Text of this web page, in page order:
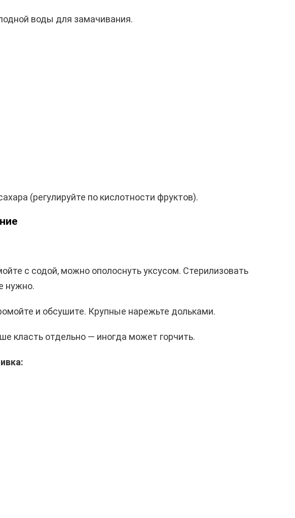
воды для замачивания.
(регулируйте по кислотности фруктов).
с содой, можно ополоснуть уксусом. Стерилизовать
нужно.
и обсушите. Крупные нарежьте дольками.
класть отдельно — иногда может горчить.